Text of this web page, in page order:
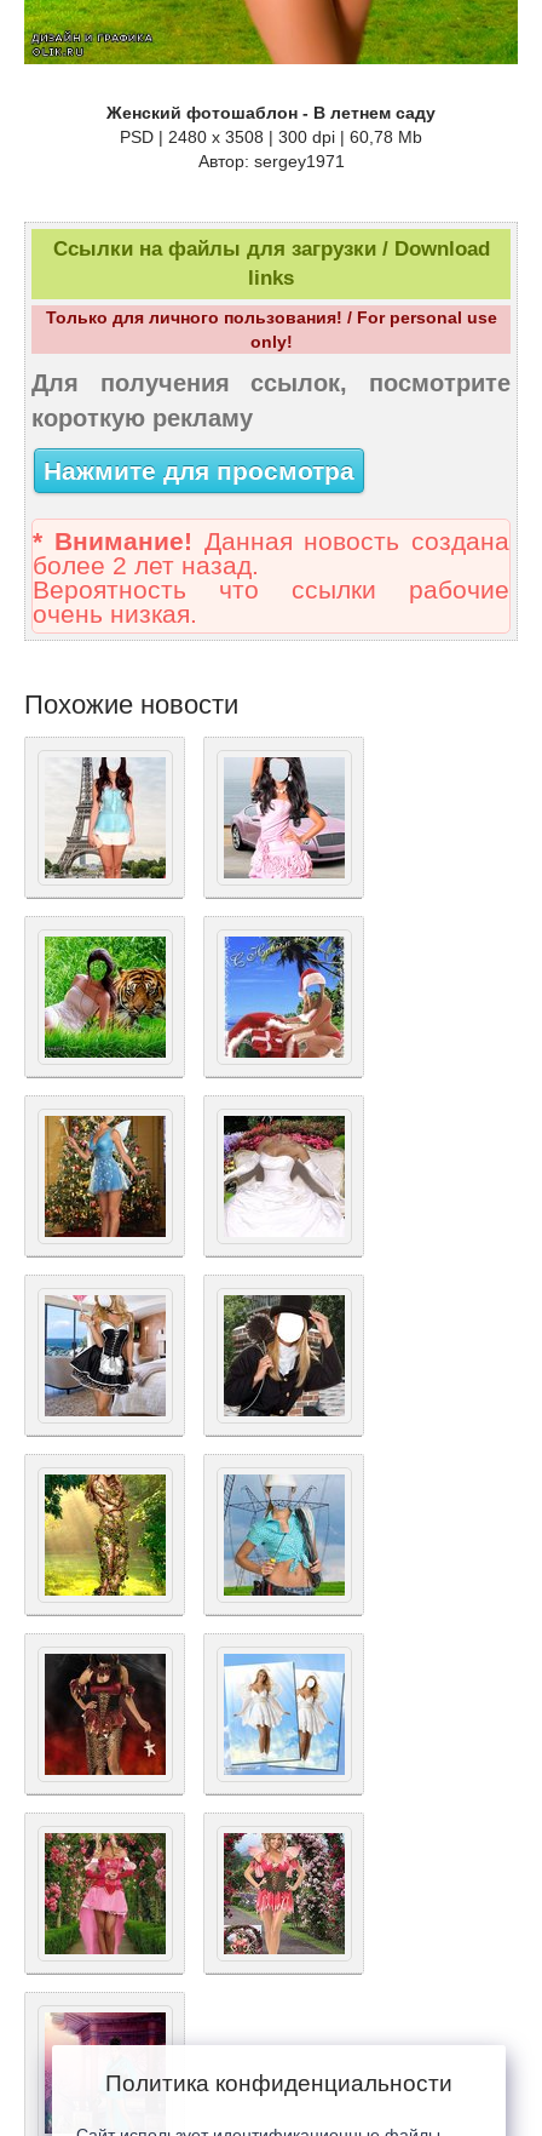
Женский фотошаблон - В летнем саду
PSD | 2480 x 3508 | 300 dpi | 60,78 Mb
Автор: sergey1971
Ссылки на файлы для загрузки / Download
links
Только для личного пользования! / For personal use
only!
Для получения ссылок, посмотрите
короткую рекламу
Нажмите для просмотра
* Внимание! Данная новость создана
более 2 лет назад.
Вероятность что ссылки рабочие
очень низкая.
Похожие новости
Политика конфиденциальности